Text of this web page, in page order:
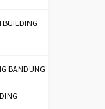
BUILDING
BANDUNG